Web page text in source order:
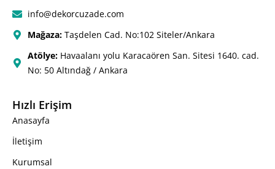
info@dekorcuzade.com
Mağaza: Taşdelen Cad. No:102 Siteler/Ankara
Atölye: Havaalanı yolu Karacaören San. Sitesi 1640. cad.
No: 50 Altındağ / Ankara
Hızlı Erişim
Anasayfa
İletişim
Kurumsal